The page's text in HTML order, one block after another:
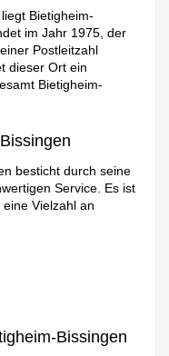
Bietigheim-
im Jahr 1975, der
Postleitzahl
dieser Ort ein
Bietigheim-
besticht durch seine
Service. Es ist
Vielzahl an
Bissingen